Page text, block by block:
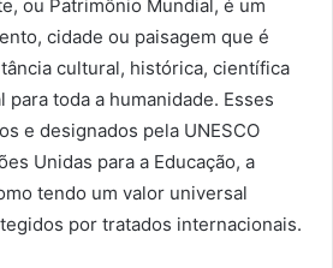
ou Patrimônio Mundial, é um
cidade ou paisagem que é
cultural, histórica, científica
toda a humanidade. Esses
e designados pela UNESCO
Unidas para a Educação, a
tendo um valor universal
por tratados internacionais.